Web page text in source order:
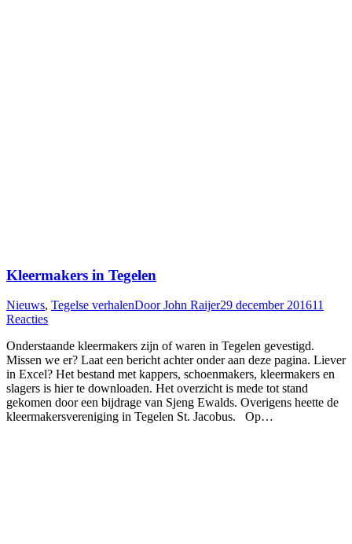
Kleermakers in Tegelen
Nieuws, Tegelse verhalenDoorJohn Raijer29 december 201611
Reacties
Onderstaande kleermakers zijn of waren in Tegelen gevestigd.
Missen we er? Laat een bericht achter onder aan deze pagina. Liever
in Excel? Het bestand met kappers, schoenmakers, kleermakers en
slagers is hier te downloaden. Het overzicht is mede tot stand
gekomen door een bijdrage van Sjeng Ewalds. Overigens heette de
kleermakersvereniging in Tegelen St. Jacobus. Op…